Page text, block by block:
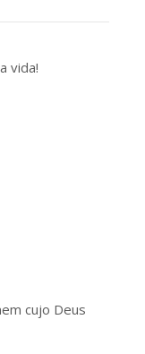
vida!
cujo Deus